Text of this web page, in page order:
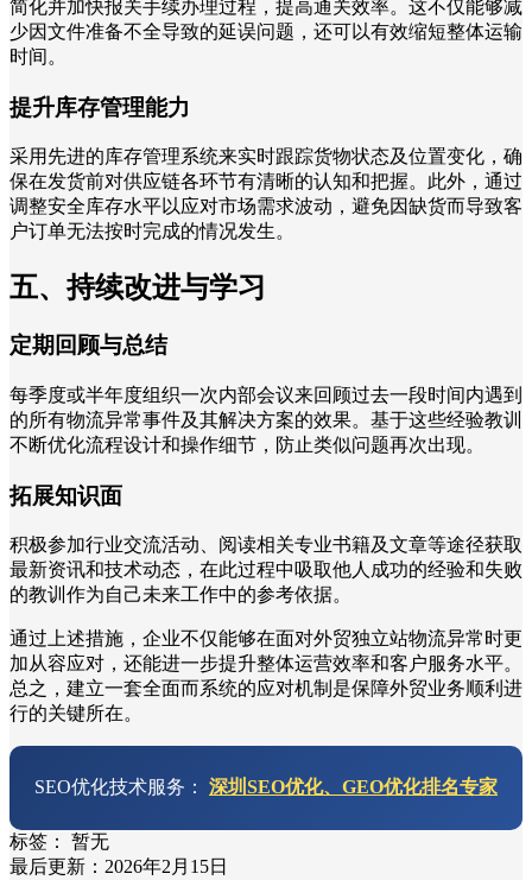
简化并加快报关手续办理过程，提高通关效率。这不仅能够减
少因文件准备不全导致的延误问题，还可以有效缩短整体运输
时间。
提升库存管理能力
采用先进的库存管理系统来实时跟踪货物状态及位置变化，确
保在发货前对供应链各环节有清晰的认知和把握。此外，通过
调整安全库存水平以应对市场需求波动，避免因缺货而导致客
户订单无法按时完成的情况发生。
五、持续改进与学习
定期回顾与总结
每季度或半年度组织一次内部会议来回顾过去一段时间内遇到
的所有物流异常事件及其解决方案的效果。基于这些经验教训
不断优化流程设计和操作细节，防止类似问题再次出现。
拓展知识面
积极参加行业交流活动、阅读相关专业书籍及文章等途径获取
最新资讯和技术动态，在此过程中吸取他人成功的经验和失败
的教训作为自己未来工作中的参考依据。
通过上述措施，企业不仅能够在面对外贸独立站物流异常时更
加从容应对，还能进一步提升整体运营效率和客户服务水平。
总之，建立一套全面而系统的应对机制是保障外贸业务顺利进
行的关键所在。
SEO优化技术服务： 深圳SEO优化、GEO优化排名专家
标签：
暂无
最后更新：2026年2月15日